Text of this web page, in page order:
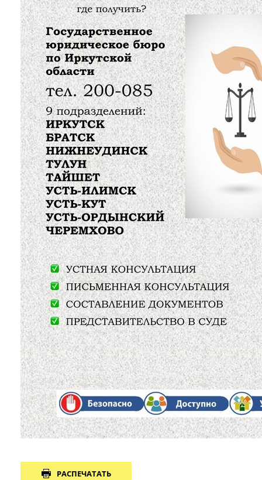
РАСПЕЧАТАТЬ